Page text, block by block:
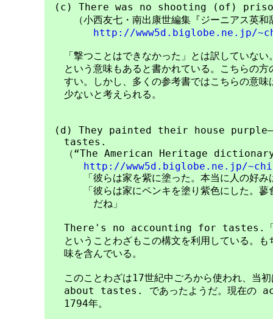
(c) There was no shooting (of)
（小西友七・南出康世編集『ジーニアス英和
http://www5d.biglobe.ne.jp/
「撃つことはできなかった」とは訳していない
という意味もあると書かれている。こちらの方
すい。しかし、多くの参考書ではこちらの意味
少ないと考えられる。
(d) They painted their house
tastes.
（“The American Heritage
http://www5d.biglobe.ne.jp/
「彼らは家を紫に塗った。本当に人の好み
「彼らは家にペンキを塗り紫色にした。蓼食
だね」
There's no accounting for tastes.「蓼（
ということわざもこの構文を利用している。も
味を含んでいる。
このことわざは17世紀中ごろから使われ
about tastes. であったようだ。現在の
1794年。